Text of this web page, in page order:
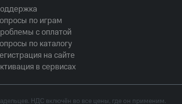
по играм
с оплатой
по каталогу
на сайте
в сервисах
НДС включён во все цены, где он применим.